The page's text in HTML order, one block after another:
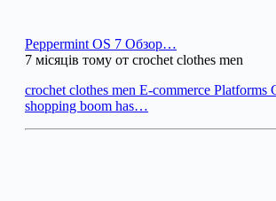
Peppermint OS 7 Обзор…
7 місяців тому от crochet clothes men
crochet clothes men E-commerce Platforms
shopping boom has…